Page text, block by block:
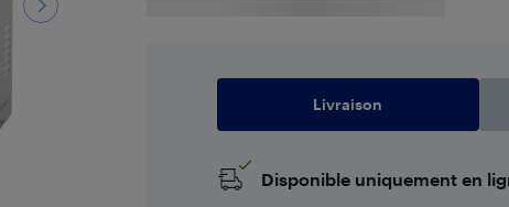
Livraison
Disponible uniquement en